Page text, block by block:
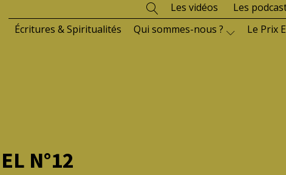
Les vidéos Les
Écritures & Spiritualités
Qui sommes-nous ? Le Prix
N°12